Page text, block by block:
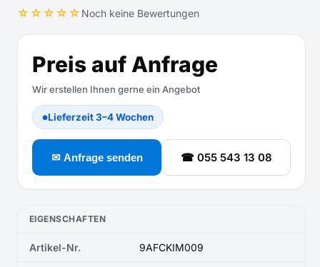
☆☆☆☆☆ Noch keine Bewertungen
Preis auf Anfrage
Wir erstellen Ihnen gerne ein Angebot
●Lieferzeit 3–4 Wochen
✉ Anfrage senden ☎ 055 543 13 08
EIGENSCHAFTEN
Artikel-Nr. 9AFCKIM009